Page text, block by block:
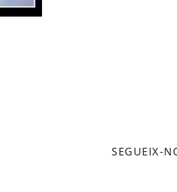
SEGUEIX-